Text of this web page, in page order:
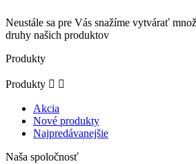
Neustále sa pre Vás snažíme vytvárať
druhy našich produktov
Produkty
Produkty  
Akcia
Nové produkty
Najpredávanejšie
Naša spoločnosť